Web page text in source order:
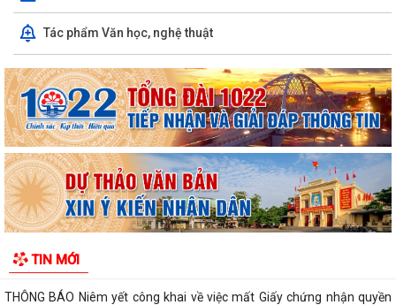
Tác phẩm Văn học, nghệ thuật
TIN MỚI
Đảng Đảng ủy xã An Hưng về việc điều...
Kế hoạch số 197/KH-UBND ngày 06/8/2026 của UBND xã An Hưng về
việc triển khai hoạt động chăm sóc...
Công văn số 1487/UBND-VHXH ngày 06/8/2026 của UBND xã An
Hưng về việc tăng cường công tác truyền...
THÔNG BÁO Niêm yết công khai về việc mất Giấy chứng nhận quyền
sử dụng đất, quyền sở hữu tài sản...
dụng đất, quyền sở hữu tài sản...
THÔNG BÁO Niêm yết công khai về việc mất Giấy chứng nhận quyền